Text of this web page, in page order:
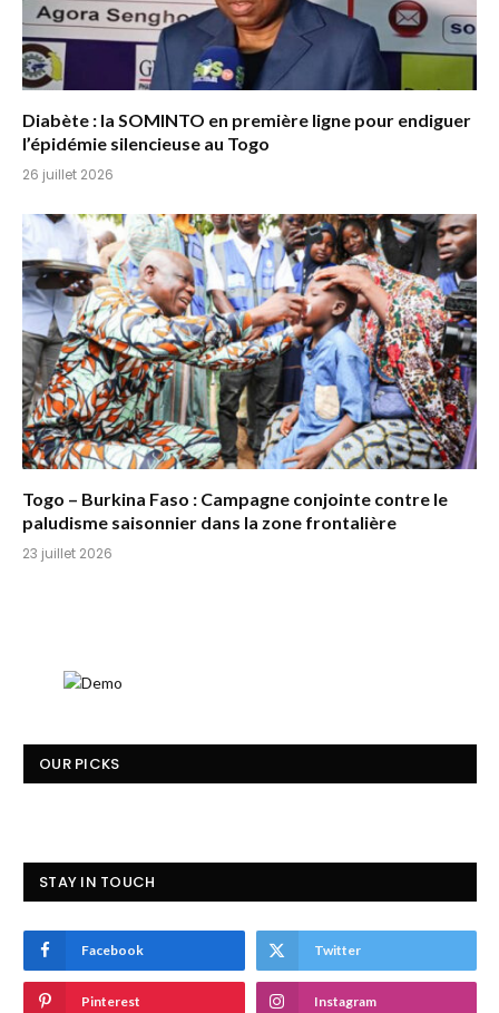
Diabète : la SOMINTO en première ligne pour endiguer
l’épidémie silencieuse au Togo
26 juillet 2026
Togo – Burkina Faso : Campagne conjointe contre le
paludisme saisonnier dans la zone frontalière
23 juillet 2026
OUR PICKS
STAY IN TOUCH
Facebook Twitter
Pinterest Instagram